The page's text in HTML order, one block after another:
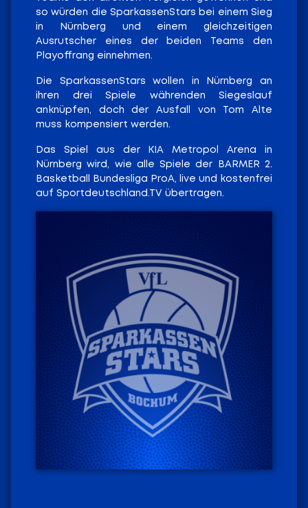
so würden die SparkassenStars bei einem Sieg
in Nürnberg und einem gleichzeitigen
Ausrutscher eines der beiden Teams den
Playoffrang einnehmen.
Die SparkassenStars wollen in Nürnberg an
ihren drei Spiele währenden Siegeslauf
anknüpfen, doch der Ausfall von Tom Alte
muss kompensiert werden.
Das Spiel aus der KIA Metropol Arena in
Nürnberg wird, wie alle Spiele der BARMER 2.
Basketball Bundesliga ProA, live und kostenfrei
auf Sportdeutschland.TV übertragen.